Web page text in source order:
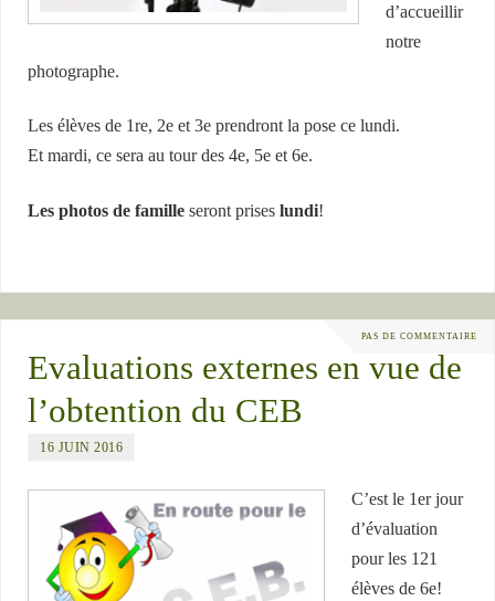
d’accueillir
notre
photographe.
Les élèves de 1re, 2e et 3e prendront la pose ce lundi.
Et mardi, ce sera au tour des 4e, 5e et 6e.
Les photos de famille seront priseslundi!
PAS DE COMMENTAIRE
Evaluations externes en vue de
l’obtention du CEB
16 JUIN 2016
C’est le 1er jour
d’évaluation
pour les 121
élèves de 6e!